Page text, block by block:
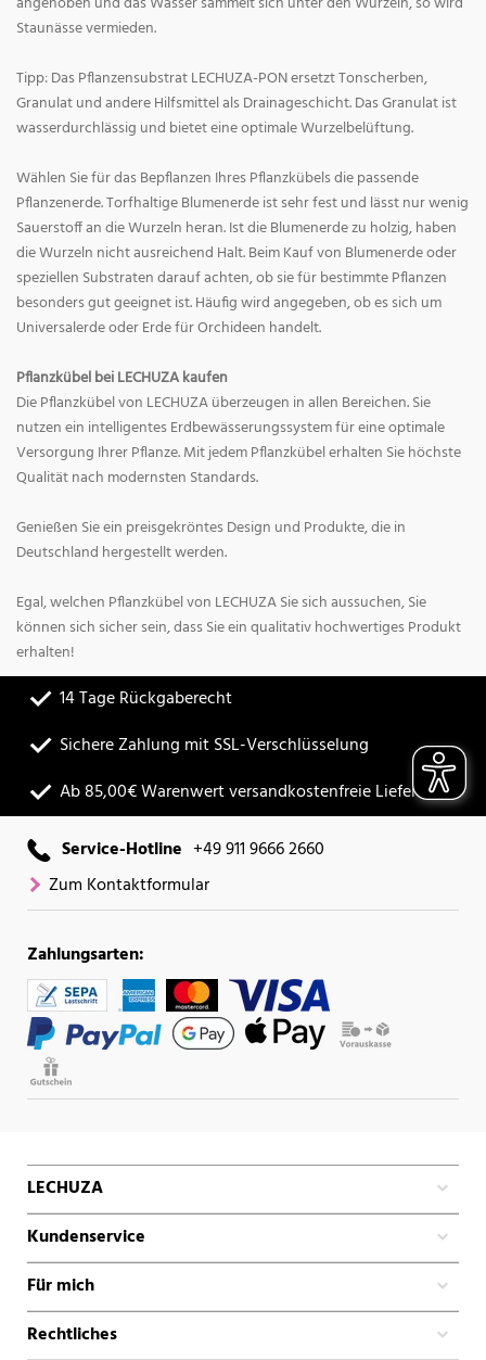
Staunässe vermieden.
Tipp: Das Pflanzensubstrat LECHUZA-PON ersetzt Tonscherben,
Granulat und andere Hilfsmittel als Drainageschicht. Das Granulat ist
wasserdurchlässig und bietet eine optimale Wurzelbelüftung.
Wählen Sie für das Bepflanzen Ihres Pflanzkübels die passende
Pflanzenerde. Torfhaltige Blumenerde ist sehr fest und lässt nur wenig
Sauerstoff an die Wurzeln heran. Ist die Blumenerde zu holzig, haben
die Wurzeln nicht ausreichend Halt. Beim Kauf von Blumenerde oder
speziellen Substraten darauf achten, ob sie für bestimmte Pflanzen
besonders gut geeignet ist. Häufig wird angegeben, ob es sich um
Universalerde oder Erde für Orchideen handelt.
Pflanzkübel bei LECHUZA kaufen
Die Pflanzkübel von LECHUZA überzeugen in allen Bereichen. Sie
nutzen ein intelligentes Erdbewässerungssystem für eine optimale
Versorgung Ihrer Pflanze. Mit jedem Pflanzkübel erhalten Sie höchste
Qualität nach modernsten Standards.
Genießen Sie ein preisgekröntes Design und Produkte, die in
Deutschland hergestellt werden.
Egal, welchen Pflanzkübel von LECHUZA Sie sich aussuchen, Sie
können sich sicher sein, dass Sie ein qualitativ hochwertiges Produkt
erhalten!
14 Tage Rückgaberecht
Sichere Zahlung mit SSL-Verschlüsselung
Ab 85,00€ Warenwert versandkostenfreie Lieferung
Service-Hotline +49 911 9666 2660
Zum Kontaktformular
Zahlungsarten:
LECHUZA
Kundenservice
Für mich
Rechtliches